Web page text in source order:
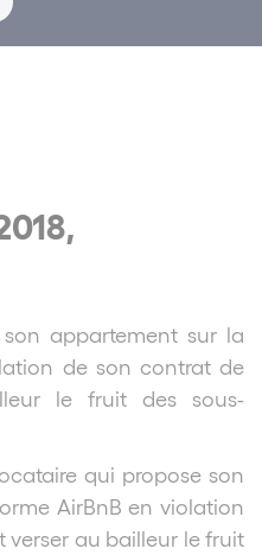
appartement sur la
de son contrat de
le fruit des sous-
qui propose son
AirBnB en violation
au bailleur le fruit